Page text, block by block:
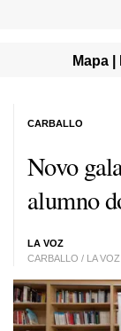
Mapa
Novo
alumno
LA VOZ
CARBALLO / LA VOZ
CARBALLO